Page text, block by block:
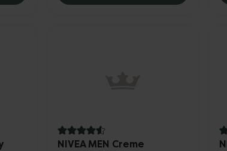
4.6 av 5 i omdöme
NIVEA MEN Creme